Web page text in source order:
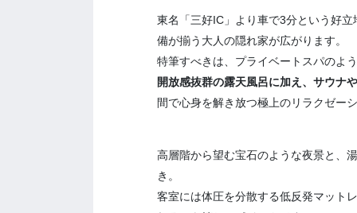
東名「三好IC」より車で3分という好
備が揃う大人の隠れ家が広がります。
特筆すべきは、プライベートスパのよ
開放感抜群の露天風呂に加え、サウナ
間で心身を解き放つ極上のリラクゼー
高層階から望む宝石のような夜景と、
き。
客室には体圧を分散する低反発マット